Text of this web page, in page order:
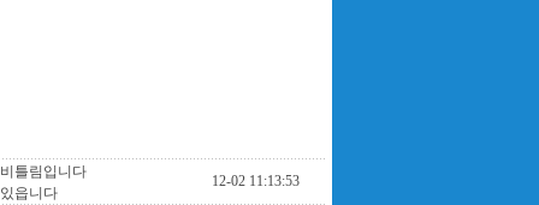
틀림입니다
읍니다
12-02 11:13:53